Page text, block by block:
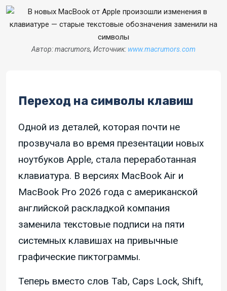
Автор: macrumors, Источник: www.macrumors.com
Переход на символы клавиш
Одной из деталей, которая почти не
прозвучала во время презентации новых
ноутбуков Apple, стала переработанная
клавиатура. В версиях MacBook Air и
MacBook Pro 2026 года с американской
английской раскладкой компания
заменила текстовые подписи на пяти
системных клавишах на привычные
графические пиктограммы.
Теперь вместо слов Tab, Caps Lock, Shift,